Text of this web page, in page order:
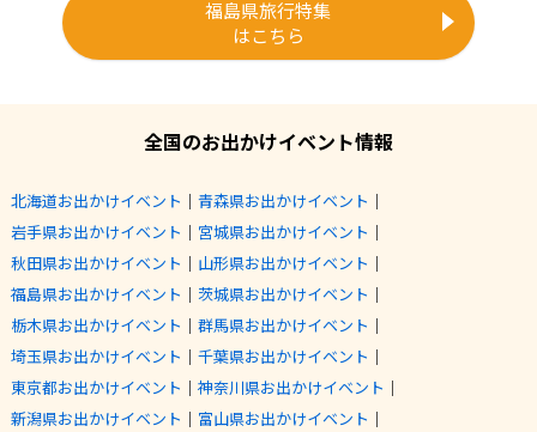
福島県旅行特集
はこちら
全国のお出かけイベント情報
北海道お出かけイベント ｜ 青森県お出かけイベント ｜
岩手県お出かけイベント ｜ 宮城県お出かけイベント ｜
秋田県お出かけイベント ｜ 山形県お出かけイベント ｜
福島県お出かけイベント ｜ 茨城県お出かけイベント ｜
栃木県お出かけイベント ｜ 群馬県お出かけイベント ｜
埼玉県お出かけイベント ｜ 千葉県お出かけイベント ｜
東京都お出かけイベント ｜ 神奈川県お出かけイベント ｜
新潟県お出かけイベント ｜ 富山県お出かけイベント ｜